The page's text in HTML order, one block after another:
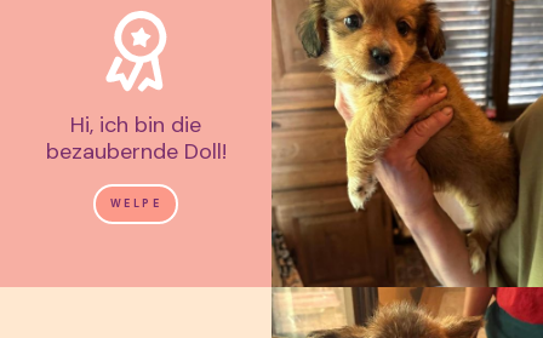
Hi, ich bin die
bezaubernde Doll!
WELPE